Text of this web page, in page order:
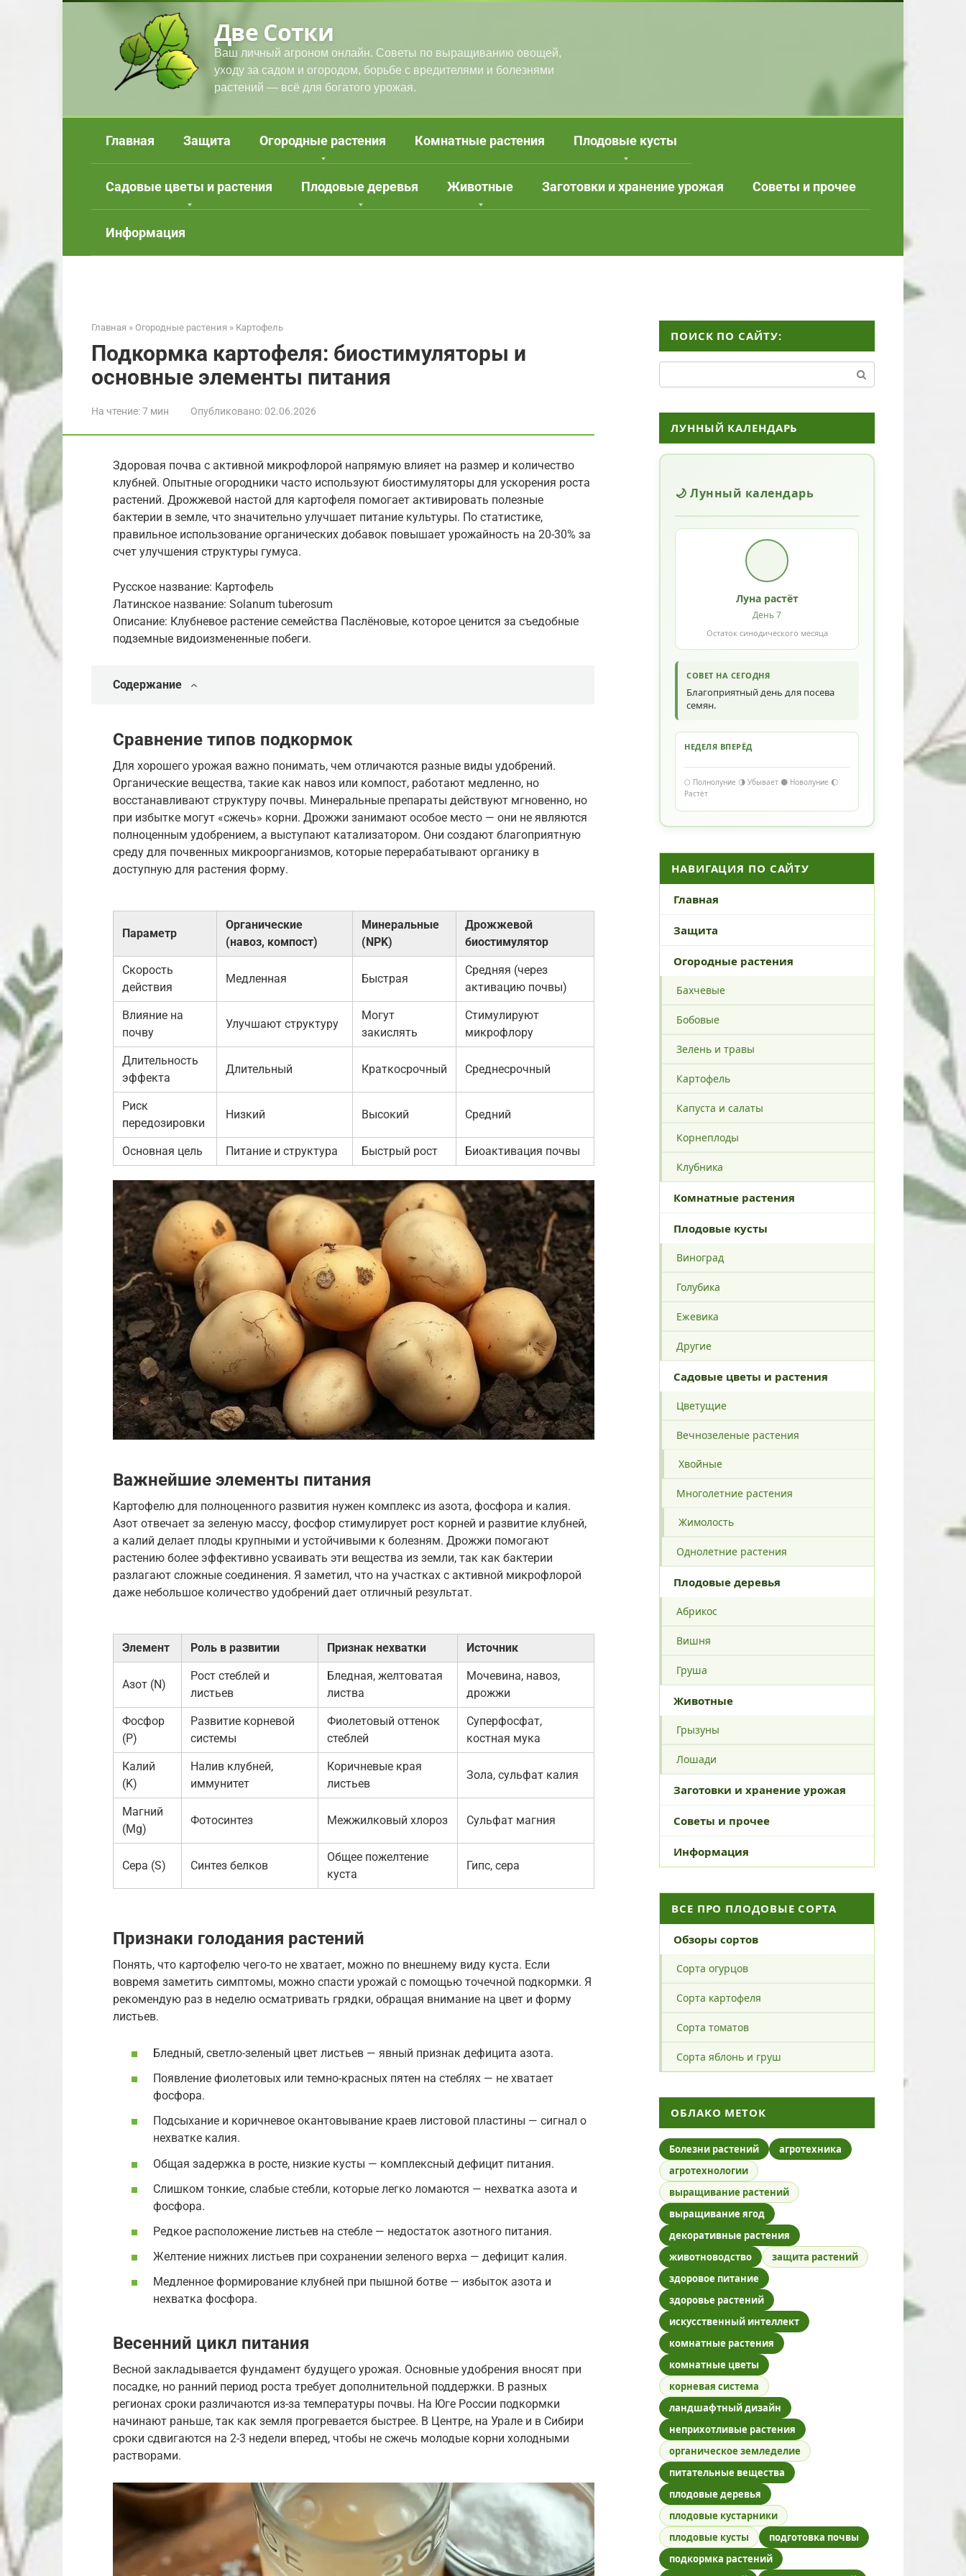
Две Сотки
Ваш личный агроном онлайн. Советы по выращиванию овощей,
уходу за садом и огородом, борьбе с вредителями и болезнями
растений — всё для богатого урожая.
Главная Защита Огородные растения Комнатные растения Плодовые кусты
Садовые цветы и растения Плодовые деревья Животные Заготовки и хранение урожая Советы и прочее
Информация
Главная » Огородные растения » Картофель
Подкормка картофеля: биостимуляторы и
основные элементы питания
На чтение:7 мин Опубликовано: 02.06.2026
Здоровая почва с активной микрофлорой напрямую влияет на размер и количество
клубней. Опытные огородники часто используют биостимуляторы для ускорения роста
растений. Дрожжевой настой для картофеля помогает активировать полезные
бактерии в земле, что значительно улучшает питание культуры. По статистике,
правильное использование органических добавок повышает урожайность на 20-30% за
счет улучшения структуры гумуса.
Русское название: Картофель
Латинское название: Solanum tuberosum
Описание: Клубневое растение семейства Паслёновые, которое ценится за съедобные
подземные видоизмененные побеги.
Содержание
Сравнение типов подкормок
Для хорошего урожая важно понимать, чем отличаются разные виды удобрений.
Органические вещества, такие как навоз или компост, работают медленно, но
восстанавливают структуру почвы. Минеральные препараты действуют мгновенно, но
при избытке могут «сжечь» корни. Дрожжи занимают особое место — они не являются
полноценным удобрением, а выступают катализатором. Они создают благоприятную
среду для почвенных микроорганизмов, которые перерабатывают органику в
доступную для растения форму.
Параметр
Органические
(навоз, компост)
Минеральные
(NPK)
Дрожжевой
биостимулятор
Скорость
действия
Медленная Быстрая
Средняя (через
активацию почвы)
Влияние на
почву
Улучшают структуру
Могут
закислять
Стимулируют
микрофлору
Длительность
эффекта
Длительный Краткосрочный Среднесрочный
Риск
передозировки
Низкий Высокий Средний
Основная цель Питание и структура Быстрый рост Биоактивация почвы
Важнейшие элементы питания
Картофелю для полноценного развития нужен комплекс из азота, фосфора и калия.
Азот отвечает за зеленую массу, фосфор стимулирует рост корней и развитие клубней,
а калий делает плоды крупными и устойчивыми к болезням. Дрожжи помогают
растению более эффективно усваивать эти вещества из земли, так как бактерии
разлагают сложные соединения. Я заметил, что на участках с активной микрофлорой
даже небольшое количество удобрений дает отличный результат.
Элемент Роль в развитии Признак нехватки Источник
Азот (N)
Рост стеблей и
листьев
Бледная, желтоватая
листва
Мочевина, навоз,
дрожжи
Фосфор
(P)
Развитие корневой
системы
Фиолетовый оттенок
стеблей
Суперфосфат,
костная мука
Калий
(K)
Налив клубней,
иммунитет
Коричневые края
листьев
Зола, сульфат калия
Магний
(Mg)
Фотосинтез Межжилковый хлороз Сульфат магния
Сера (S) Синтез белков
Общее пожелтение
куста
Гипс, сера
Признаки голодания растений
Понять, что картофелю чего-то не хватает, можно по внешнему виду куста. Если
вовремя заметить симптомы, можно спасти урожай с помощью точечной подкормки. Я
рекомендую раз в неделю осматривать грядки, обращая внимание на цвет и форму
листьев.
Бледный, светло-зеленый цвет листьев — явный признак дефицита азота.
Появление фиолетовых или темно-красных пятен на стеблях — не хватает
фосфора.
Подсыхание и коричневое окантовывание краев листовой пластины — сигнал о
нехватке калия.
Общая задержка в росте, низкие кусты — комплексный дефицит питания.
Слишком тонкие, слабые стебли, которые легко ломаются — нехватка азота и
фосфора.
Редкое расположение листьев на стебле — недостаток азотного питания.
Желтение нижних листьев при сохранении зеленого верха — дефицит калия.
Медленное формирование клубней при пышной ботве — избыток азота и
нехватка фосфора.
Весенний цикл питания
Весной закладывается фундамент будущего урожая. Основные удобрения вносят при
посадке, но ранний период роста требует дополнительной поддержки. В разных
регионах сроки различаются из-за температуры почвы. На Юге России подкормки
начинают раньше, так как земля прогревается быстрее. В Центре, на Урале и в Сибири
сроки сдвигаются на 2-3 недели вперед, чтобы не сжечь молодые корни холодными
растворами.
ПОИСК ПО САЙТУ:
ЛУННЫЙ КАЛЕНДАРЬ
🌙 Лунный календарь
Луна растёт
День 7
Остаток синодического месяца
СОВЕТ НА СЕГОДНЯ
Благоприятный день для посева
семян.
НЕДЕЛЯ ВПЕРЁД
🌕 Полнолуние 🌗 Убывает 🌑 Новолуние 🌔
Растёт
НАВИГАЦИЯ ПО САЙТУ
Главная
Защита
Огородные растения
Бахчевые
Бобовые
Зелень и травы
Картофель
Капуста и салаты
Корнеплоды
Клубника
Комнатные растения
Плодовые кусты
Виноград
Голубика
Ежевика
Другие
Садовые цветы и растения
Цветущие
Вечнозеленые растения
Хвойные
Многолетние растения
Жимолость
Однолетние растения
Плодовые деревья
Абрикос
Вишня
Груша
Животные
Грызуны
Лошади
Заготовки и хранение урожая
Советы и прочее
Информация
ВСЕ ПРО ПЛОДОВЫЕ СОРТА
Обзоры сортов
Сорта огурцов
Сорта картофеля
Сорта томатов
Сорта яблонь и груш
ОБЛАКО МЕТОК
Болезни растений
агротехника
агротехнологии
выращивание растений
выращивание ягод
декоративные растения
животноводство
защита растений
здоровое питание
здоровье растений
искусственный интеллект
комнатные растения
комнатные цветы
корневая система
ландшафтный дизайн
неприхотливые растения
органическое земледелие
питательные вещества
плодовые деревья
плодовые кустарники
плодовые кусты
подготовка почвы
подкормка растений